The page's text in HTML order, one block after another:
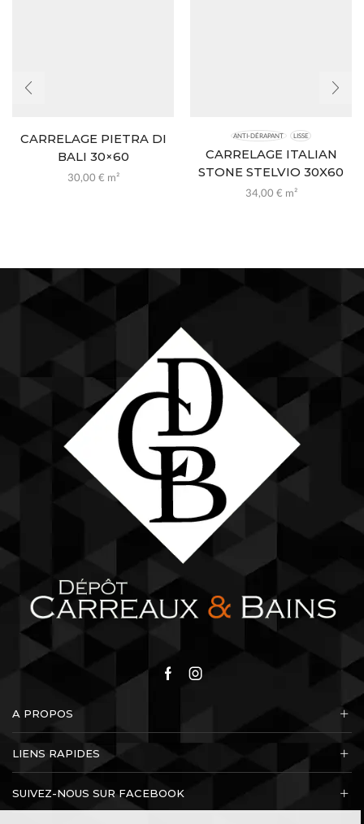
CARRELAGE PIETRA DI
BALI 30×60
30,00 € m²
ANTI-DÉRAPANT LISSE
CARRELAGE ITALIAN
STONE STELVIO 30X60
34,00 € m²
FacebookInstagram
A PROPOS
LIENS RAPIDES
SUIVEZ-NOUS SUR FACEBOOK